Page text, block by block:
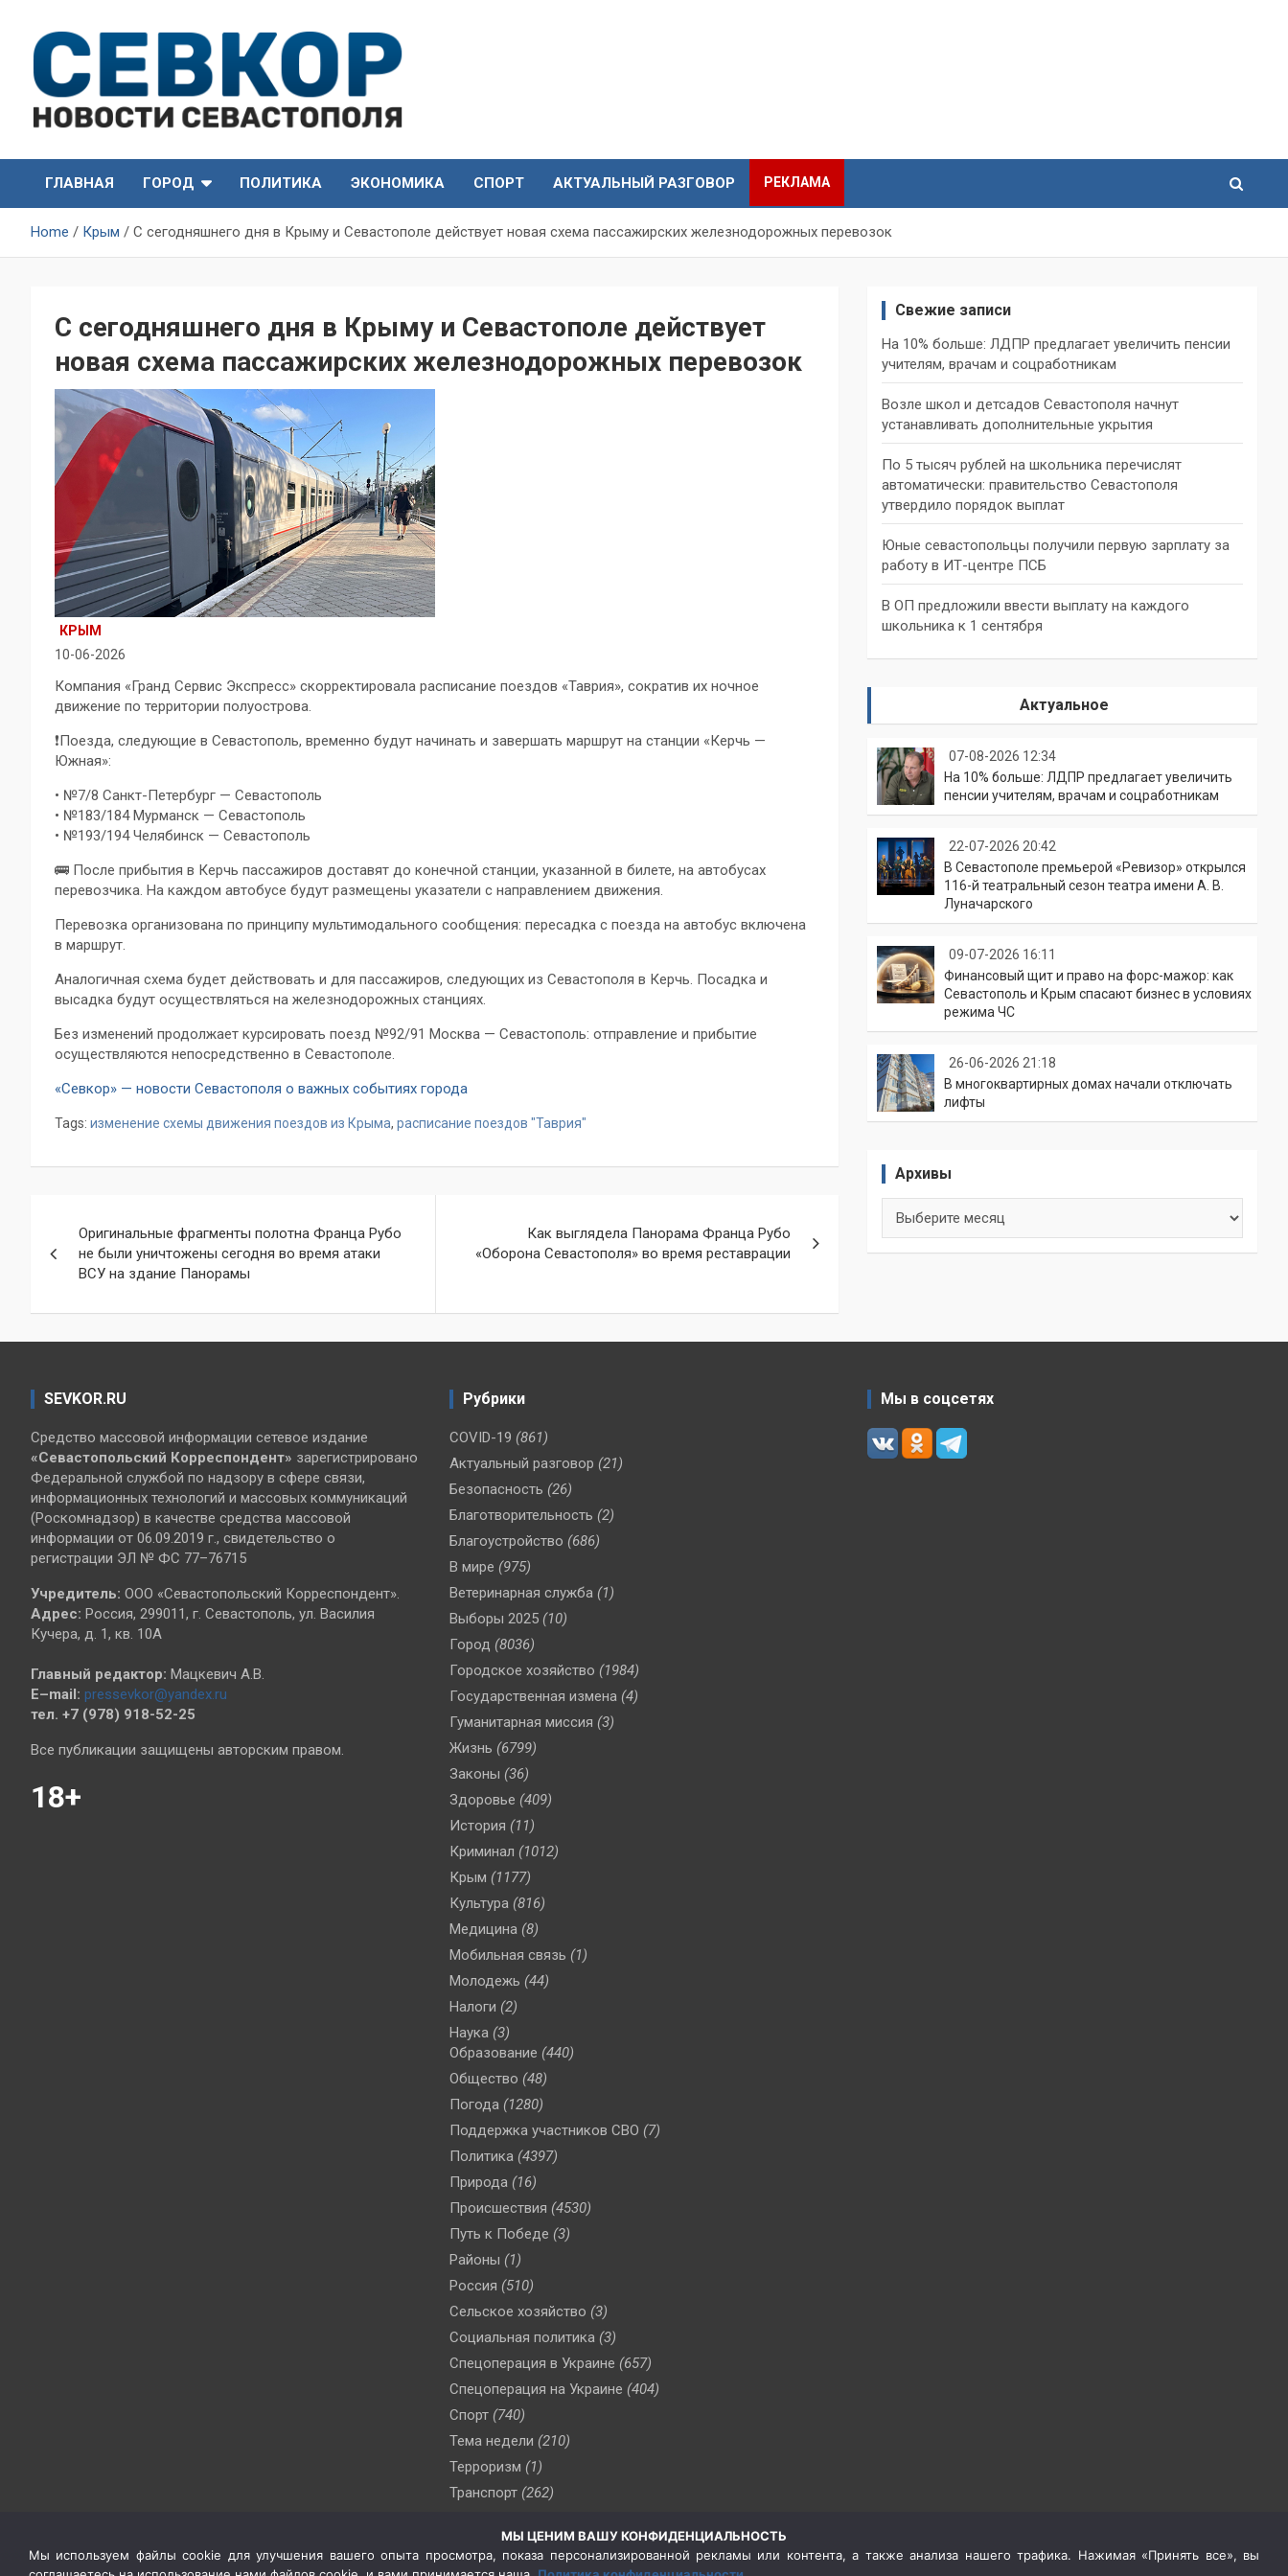
content
СевКор — Новости
Севастополя
Севастополя
ГЛАВНАЯ
ГОРОД ПОЛИТИКА ЭКОНОМИКА СПОРТ АКТУАЛЬНЫЙ РАЗГОВОР РЕКЛАМА
Home Крым С сегодняшнего дня в Крыму и Севастополе действует новая схема пассажирских железнодорожных перевозок
С сегодняшнего дня в Крыму и Севастополе действует
новая схема пассажирских железнодорожных перевозок
КРЫМ
10-06-2026
Компания «Гранд Сервис Экспресс» скорректировала расписание поездов «Таврия», сократив их ночное
движение по территории полуострова.
❗️Поезда, следующие в Севастополь, временно будут начинать и завершать маршрут на станции «Керчь —
Южная»:
• №7/8 Санкт-Петербург — Севастополь
• №183/184 Мурманск — Севастополь
• №193/194 Челябинск — Севастополь
🚌 После прибытия в Керчь пассажиров доставят до конечной станции, указанной в билете, на автобусах
перевозчика. На каждом автобусе будут размещены указатели с направлением движения.
Перевозка организована по принципу мультимодального сообщения: пересадка с поезда на автобус включена
в маршрут.
Аналогичная схема будет действовать и для пассажиров, следующих из Севастополя в Керчь. Посадка и
высадка будут осуществляться на железнодорожных станциях.
Без изменений продолжает курсировать поезд №92/91 Москва — Севастополь: отправление и прибытие
осуществляются непосредственно в Севастополе.
«Севкор» — новости Севастополя о важных событиях города
Tags: изменение схемы движения поездов из Крыма, расписание поездов "Таврия"
по
записям
Оригинальные фрагменты полотна Франца Рубо
не были уничтожены сегодня во время атаки
ВСУ на здание Панорамы
Как выглядела Панорама Франца Рубо
«Оборона Севастополя» во время реставрации
Свежие записи
На 10% больше: ЛДПР предлагает увеличить пенсии
учителям, врачам и соцработникам
Возле школ и детсадов Севастополя начнут
устанавливать дополнительные укрытия
По 5 тысяч рублей на школьника перечислят
автоматически: правительство Севастополя
утвердило порядок выплат
Юные севастопольцы получили первую зарплату за
работу в ИТ-центре ПСБ
В ОП предложили ввести выплату на каждого
школьника к 1 сентября
Актуальное
07-08-2026 12:34
На 10% больше: ЛДПР предлагает увеличить
пенсии учителям, врачам и соцработникам
22-07-2026 20:42
В Севастополе премьерой «Ревизор» открылся
116-й театральный сезон театра имени А. В.
Луначарского
09-07-2026 16:11
Финансовый щит и право на форс-мажор: как
Севастополь и Крым спасают бизнес в условиях
режима ЧС
26-06-2026 21:18
В многоквартирных домах начали отключать
лифты
Архивы
SEVKOR.RU
Средство массовой информации сетевое издание
«Севастопольский Корреспондент» зарегистрировано
Федеральной службой по надзору в сфере связи,
информационных технологий и массовых коммуникаций
(Роскомнадзор) в качестве средства массовой
информации от 06.09.2019 г., свидетельство о
регистрации ЭЛ № ФС 77–76715
Учредитель: ООО «Севастопольский Корреспондент».
Адрес: Россия, 299011, г. Севастополь, ул. Василия
Кучера, д. 1, кв. 10А
Главный редактор: Мацкевич А.В.
E–mail: pressevkor@yandex.ru
тел. +7 (978) 918-52-25
Все публикации защищены авторским правом.
18+
Рубрики
COVID-19 (861)
Актуальный разговор (21)
Безопасность (26)
Благотворительность (2)
Благоустройство (686)
В мире (975)
Ветеринарная служба (1)
Выборы 2025 (10)
Город (8036)
Городское хозяйство (1984)
Государственная измена (4)
Гуманитарная миссия (3)
Жизнь (6799)
Законы (36)
Здоровье (409)
История (11)
Криминал (1012)
Крым (1177)
Культура (816)
Медицина (8)
Мобильная связь (1)
Молодежь (44)
Налоги (2)
Наука (3)
Образование (440)
Общество (48)
Погода (1280)
Поддержка участников СВО (7)
Политика (4397)
Природа (16)
Происшествия (4530)
Путь к Победе (3)
Районы (1)
Россия (510)
Сельское хозяйство (3)
Социальная политика (3)
Спецоперация в Украине (657)
Спецоперация на Украине (404)
Спорт (740)
Тема недели (210)
Терроризм (1)
Транспорт (262)
(76)
Цены (2)
Мы в соцсетях
МЫ ЦЕНИМ ВАШУ КОНФИДЕНЦИАЛЬНОСТЬ
Мы используем файлы cookie для улучшения вашего опыта просмотра, показа персонализированной рекламы или контента, а также анализа нашего трафика. Нажимая «Принять все», вы